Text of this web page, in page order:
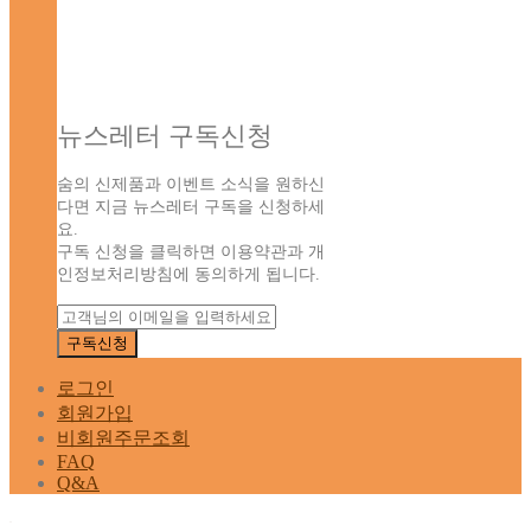
뉴스레터 구독신청
숨의 신제품과 이벤트 소식을 원하신
다면 지금 뉴스레터 구독을 신청하세
요.
구독 신청을 클릭하면 이용약관과 개
인정보처리방침에 동의하게 됩니다.
로그인
회원가입
비회원주문조회
FAQ
Q&A